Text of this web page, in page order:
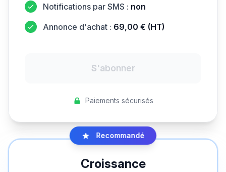
Notifications par SMS : non
Annonce d'achat : 69,00 € (HT)
S'abonner
Paiements sécurisés
Recommandé
Croissance